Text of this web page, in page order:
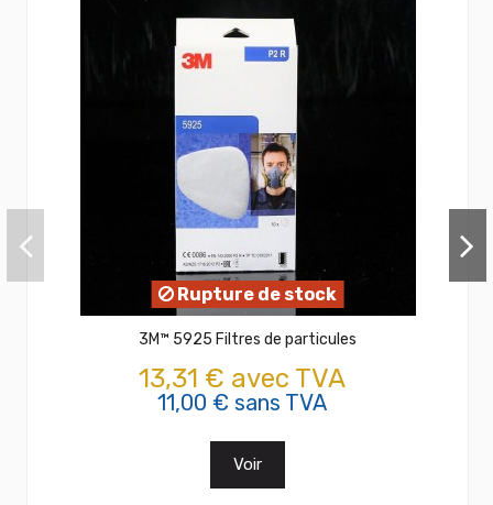
Rupture de stock
3M™ 5925 Filtres de particules
13,31 € avec TVA
11,00 € sans TVA
Voir